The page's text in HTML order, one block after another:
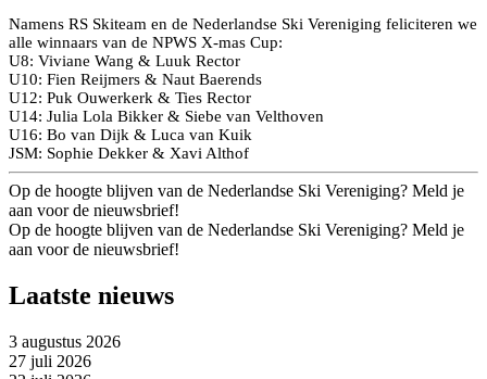
Namens RS Skiteam en de Nederlandse Ski Vereniging feliciteren we
alle winnaars van de NPWS X-mas Cup:
U8: Viviane Wang & Luuk Rector
U10: Fien Reijmers & Naut Baerends
U12: Puk Ouwerkerk & Ties Rector
U14: Julia Lola Bikker & Siebe van Velthoven
U16: Bo van Dijk & Luca van Kuik
JSM: Sophie Dekker & Xavi Althof
Op de hoogte blijven van de Nederlandse Ski Vereniging? Meld je
aan voor de nieuwsbrief!
Op de hoogte blijven van de Nederlandse Ski Vereniging? Meld je
aan voor de nieuwsbrief!
Laatste nieuws
3 augustus 2026
27 juli 2026